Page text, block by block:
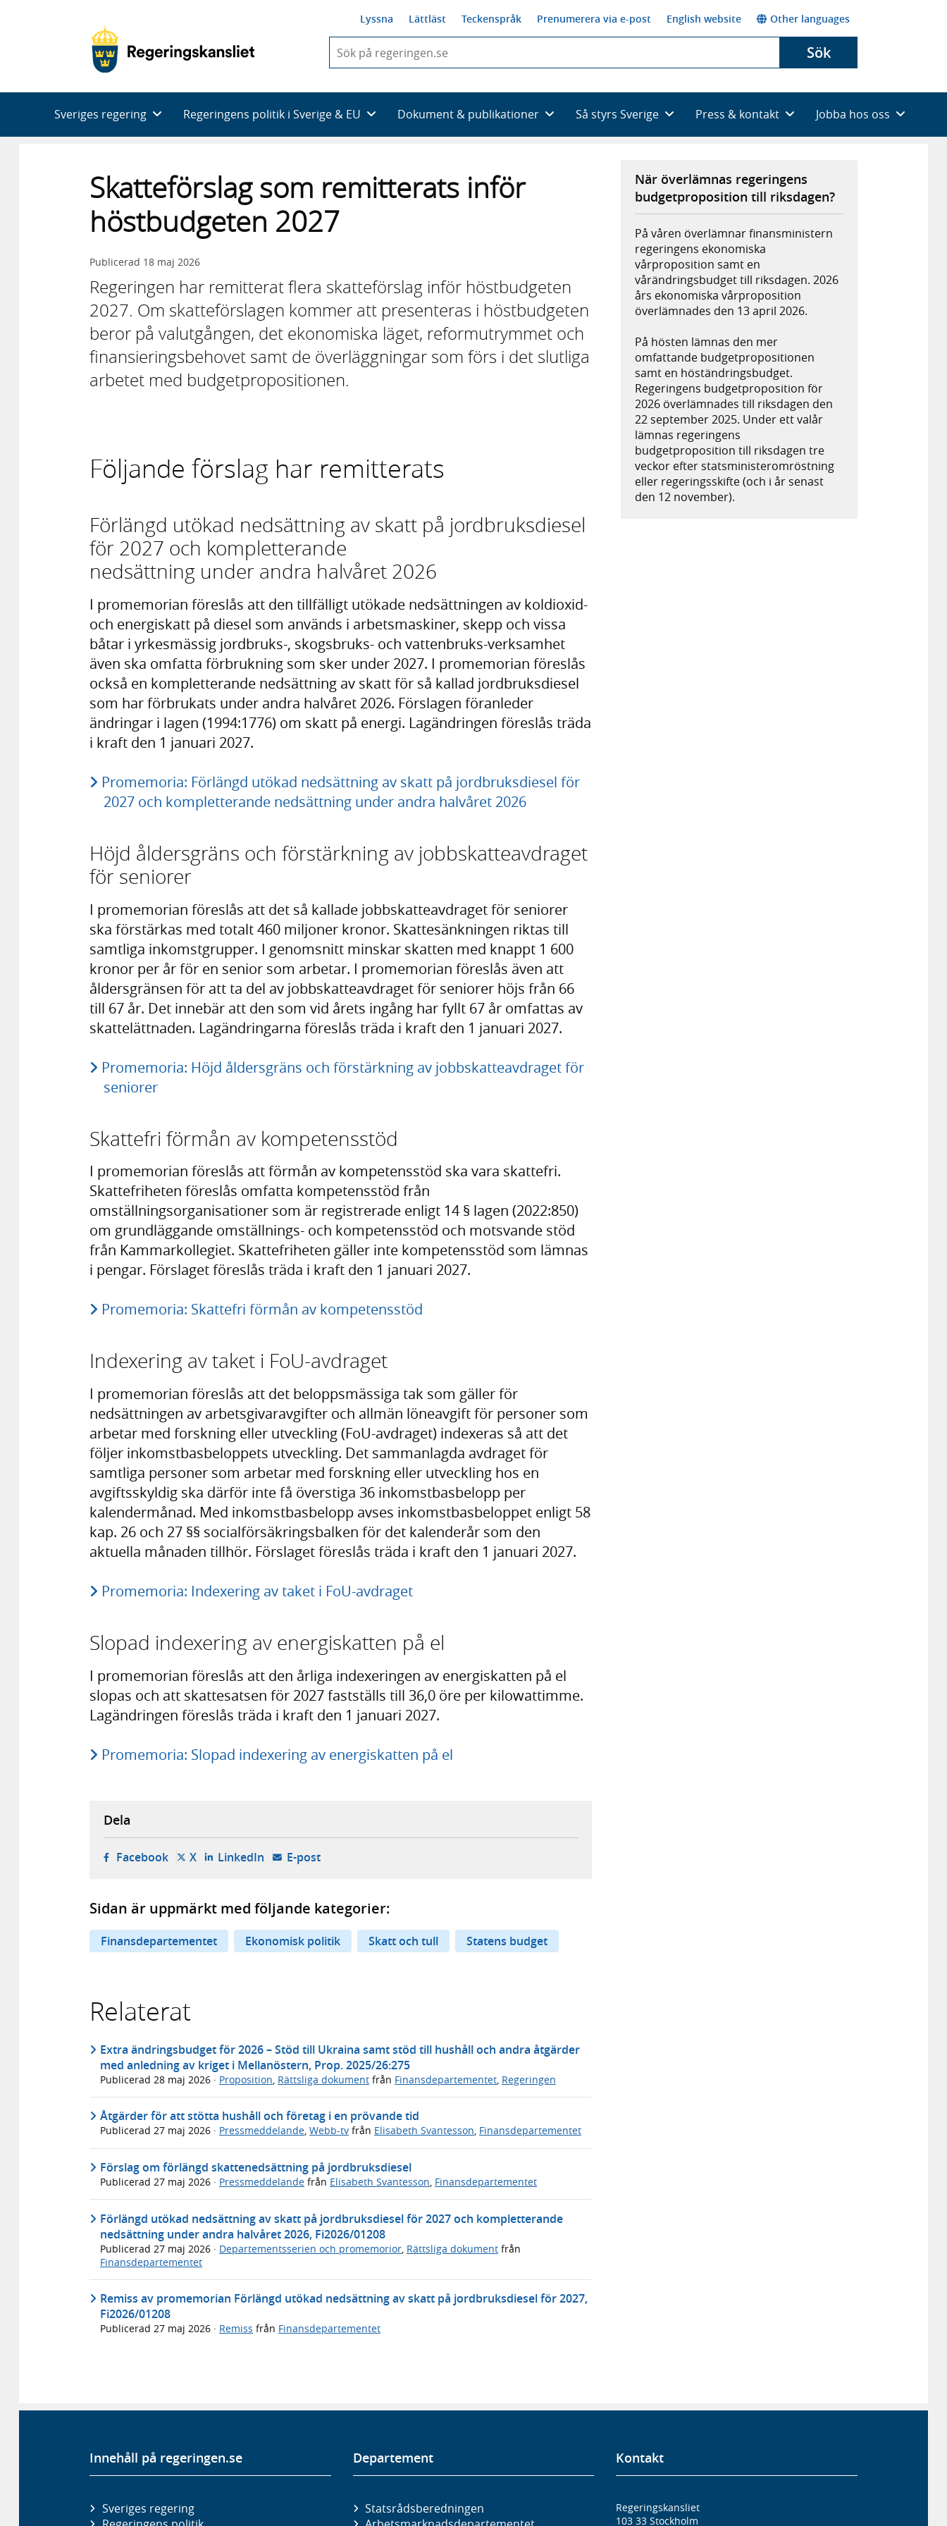
Lyssna Lättläst Teckenspråk Prenumerera via e-post English website Other languages
du
skriva
framträder
en
sökförslag
Sök
Sveriges regering Regeringens politik i Sverige & EU Dokument & publikationer Så styrs Sverige Press & kontakt Jobba hos oss
Skatteförslag som remitterats inför
höstbudgeten 2027
Publicerad 18 maj 2026
Regeringen har remitterat flera skatteförslag inför höstbudgeten
2027. Om skatteförslagen kommer att presenteras i höstbudgeten
beror på valutgången, det ekonomiska läget, reformutrymmet och
finansieringsbehovet samt de överläggningar som förs i det slutliga
arbetet med budgetpropositionen.
Följande förslag har remitterats
Förlängd utökad nedsättning av skatt på jordbruksdiesel
för 2027 och kompletterande
nedsättning under andra halvåret 2026
I promemorian föreslås att den tillfälligt utökade nedsättningen av koldioxid-
och energiskatt på diesel som används i arbetsmaskiner, skepp och vissa
båtar i yrkesmässig jordbruks-, skogsbruks- och vattenbruks-verksamhet
även ska omfatta förbrukning som sker under 2027. I promemorian föreslås
också en kompletterande nedsättning av skatt för så kallad jordbruksdiesel
som har förbrukats under andra halvåret 2026. Förslagen föranleder
ändringar i lagen (1994:1776) om skatt på energi. Lagändringen föreslås träda
i kraft den 1 januari 2027.
Promemoria: Förlängd utökad nedsättning av skatt på jordbruksdiesel för
2027 och kompletterande nedsättning under andra halvåret 2026
Höjd åldersgräns och förstärkning av jobbskatteavdraget
för seniorer
I promemorian föreslås att det så kallade jobbskatteavdraget för seniorer
ska förstärkas med totalt 460 miljoner kronor. Skattesänkningen riktas till
samtliga inkomstgrupper. I genomsnitt minskar skatten med knappt 1 600
kronor per år för en senior som arbetar. I promemorian föreslås även att
åldersgränsen för att ta del av jobbskatteavdraget för seniorer höjs från 66
till 67 år. Det innebär att den som vid årets ingång har fyllt 67 år omfattas av
skattelättnaden. Lagändringarna föreslås träda i kraft den 1 januari 2027.
Promemoria: Höjd åldersgräns och förstärkning av jobbskatteavdraget för
seniorer
Skattefri förmån av kompetensstöd
I promemorian föreslås att förmån av kompetensstöd ska vara skattefri.
Skattefriheten föreslås omfatta kompetensstöd från
omställningsorganisationer som är registrerade enligt 14 § lagen (2022:850)
om grundläggande omställnings- och kompetensstöd och motsvande stöd
från Kammarkollegiet. Skattefriheten gäller inte kompetensstöd som lämnas
i pengar. Förslaget föreslås träda i kraft den 1 januari 2027.
Promemoria: Skattefri förmån av kompetensstöd
Indexering av taket i FoU-avdraget
I promemorian föreslås att det beloppsmässiga tak som gäller för
nedsättningen av arbetsgivaravgifter och allmän löneavgift för personer som
arbetar med forskning eller utveckling (FoU-avdraget) indexeras så att det
följer inkomstbasbeloppets utveckling. Det sammanlagda avdraget för
samtliga personer som arbetar med forskning eller utveckling hos en
avgiftsskyldig ska därför inte få överstiga 36 inkomstbasbelopp per
kalendermånad. Med inkomstbasbelopp avses inkomstbasbeloppet enligt 58
kap. 26 och 27 §§ socialförsäkringsbalken för det kalenderår som den
aktuella månaden tillhör. Förslaget föreslås träda i kraft den 1 januari 2027.
Promemoria: Indexering av taket i FoU-avdraget
Slopad indexering av energiskatten på el
I promemorian föreslås att den årliga indexeringen av energiskatten på el
slopas och att skattesatsen för 2027 fastställs till 36,0 öre per kilowattimme.
Lagändringen föreslås träda i kraft den 1 januari 2027.
Promemoria: Slopad indexering av energiskatten på el
När överlämnas regeringens
budgetproposition till riksdagen?
På våren överlämnar finansministern
regeringens ekonomiska
vårproposition samt en
vårändringsbudget till riksdagen. 2026
års ekonomiska vårproposition
överlämnades den 13 april 2026.
På hösten lämnas den mer
omfattande budgetpropositionen
samt en höständringsbudget.
Regeringens budgetproposition för
2026 överlämnades till riksdagen den
22 september 2025. Under ett valår
lämnas regeringens
budgetproposition till riksdagen tre
veckor efter statsministeromröstning
eller regeringsskifte (och i år senast
den 12 november).
Dela
Facebook- öppnas i ny flik, extern webbplats,
X- öppnas i ny flik, extern webbplats,
LinkedIn- öppnas i ny flik, extern webbplats,
E-post- öppnar din e-postklient,
Sidan är uppmärkt med följande kategorier:
Finansdepartementet Ekonomisk politik Skatt och tull Statens budget
Relaterat
Extra ändringsbudget för 2026 – Stöd till Ukraina samt stöd till hushåll och andra åtgärder
med anledning av kriget i Mellanöstern, Prop. 2025/26:275
Publicerad 28 maj 2026 · Proposition Rättsliga dokument från Finansdepartementet Regeringen
Åtgärder för att stötta hushåll och företag i en prövande tid
Publicerad 27 maj 2026 · Pressmeddelande, Webb-tv från Elisabeth Svantesson, Finansdepartementet
Förslag om förlängd skattenedsättning på jordbruksdiesel
Publicerad 27 maj 2026 · Pressmeddelande från Elisabeth Svantesson, Finansdepartementet
Förlängd utökad nedsättning av skatt på jordbruksdiesel för 2027 och kompletterande
nedsättning under andra halvåret 2026, Fi2026/01208
Publicerad 27 maj 2026 · Departementsserien och promemorior Rättsliga dokument från
Finansdepartementet
Remiss av promemorian Förlängd utökad nedsättning av skatt på jordbruksdiesel för 2027,
Fi2026/01208
Publicerad 27 maj 2026 · Remiss från Finansdepartementet
Innehåll på regeringen.se
Sveriges regering
Departement
Statsrådsberedningen
Kontakt
Regeringskansliet
103 33 Stockholm